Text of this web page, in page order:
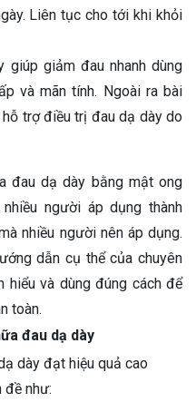
Liên tục cho tới khi khỏi
giúp giảm đau nhanh dùng
và mãn tính. Ngoài ra bài
trợ điều trị đau dạ dày do
đau dạ dày bằng mật ong
người áp dụng thành
nhiều người nên áp dụng.
dẫn cụ thể của chuyên
hiểu và dùng đúng cách để
toàn.
đau dạ dày
dày đạt hiệu quả cao
đề như: